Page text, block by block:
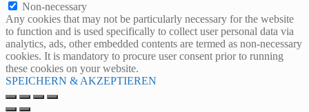
Non-necessary
Any cookies that may not be particularly necessary for the website
to function and is used specifically to collect user personal data via
analytics, ads, other embedded contents are termed as non-necessary
cookies. It is mandatory to procure user consent prior to running
these cookies on your website.
SPEICHERN & AKZEPTIEREN